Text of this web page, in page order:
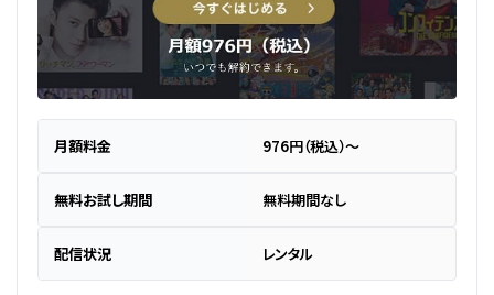
月額料金 976円（税込）～
無料お試し期間 無料期間なし
配信状況 レンタル